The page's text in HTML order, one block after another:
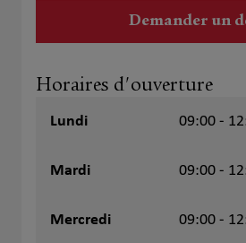
Demander un
Horaires d'ouverture
Lundi 09:00 -
Mardi 09:00 -
Mercredi 09:00 -